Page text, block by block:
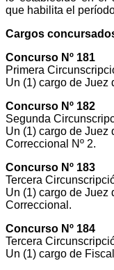
que habilita el
Cargos
Concurso Nº 181
Primera
Un (1) cargo de Juez
Concurso Nº 182
Segunda
Un (1) cargo de Juez
Correccional Nº 2.
Concurso Nº 183
Tercera
Un (1) cargo de Juez
Correccional.
Concurso Nº 184
Tercera
Un (1) cargo de